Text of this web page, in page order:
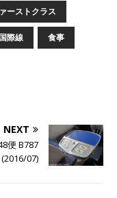
ーストクラス
国際線 食事
NEXT
便 B787
(2016/07)